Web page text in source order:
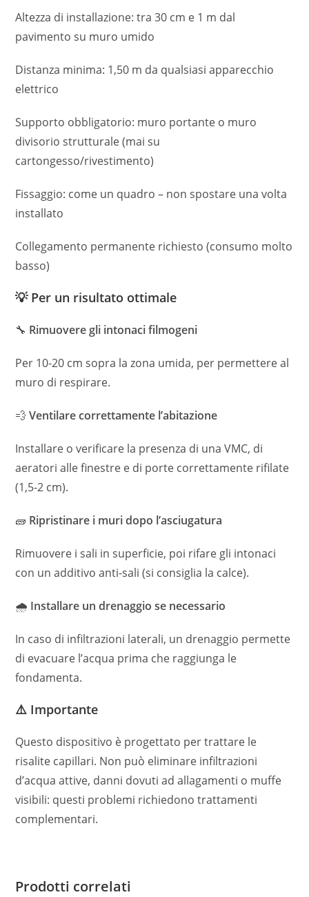
Altezza di installazione: tra 30 cm e 1 m dal
pavimento su muro umido
Distanza minima: 1,50 m da qualsiasi apparecchio
elettrico
Supporto obbligatorio: muro portante o muro
divisorio strutturale (mai su
cartongesso/rivestimento)
Fissaggio: come un quadro – non spostare una volta
installato
Collegamento permanente richiesto (consumo molto
basso)
💡 Per un risultato ottimale
🔧 Rimuovere gli intonaci filmogeni
Per 10-20 cm sopra la zona umida, per permettere al
muro di respirare.
💨Ventilare correttamente l’abitazione
Installare o verificare la presenza di una VMC, di
aeratori alle finestre e di porte correttamente rifilate
(1,5-2 cm).
🧱 Ripristinare i muri dopo l’asciugatura
Rimuovere i sali in superficie, poi rifare gli intonaci
con un additivo anti-sali (si consiglia la calce).
🌧 Installare un drenaggio se necessario
In caso di infiltrazioni laterali, un drenaggio permette
di evacuare l’acqua prima che raggiunga le
fondamenta.
⚠️ Importante
Questo dispositivo è progettato per trattare le
risalite capillari. Non può eliminare infiltrazioni
d’acqua attive, danni dovuti ad allagamenti o muffe
visibili: questi problemi richiedono trattamenti
complementari.
Prodotti correlati